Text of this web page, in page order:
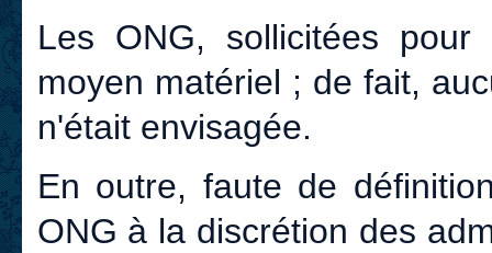
Les ONG, sollicitées pour
moyen matériel ; de fait,
n'était envisagée.
En outre, faute de
ONG à la discrétion des